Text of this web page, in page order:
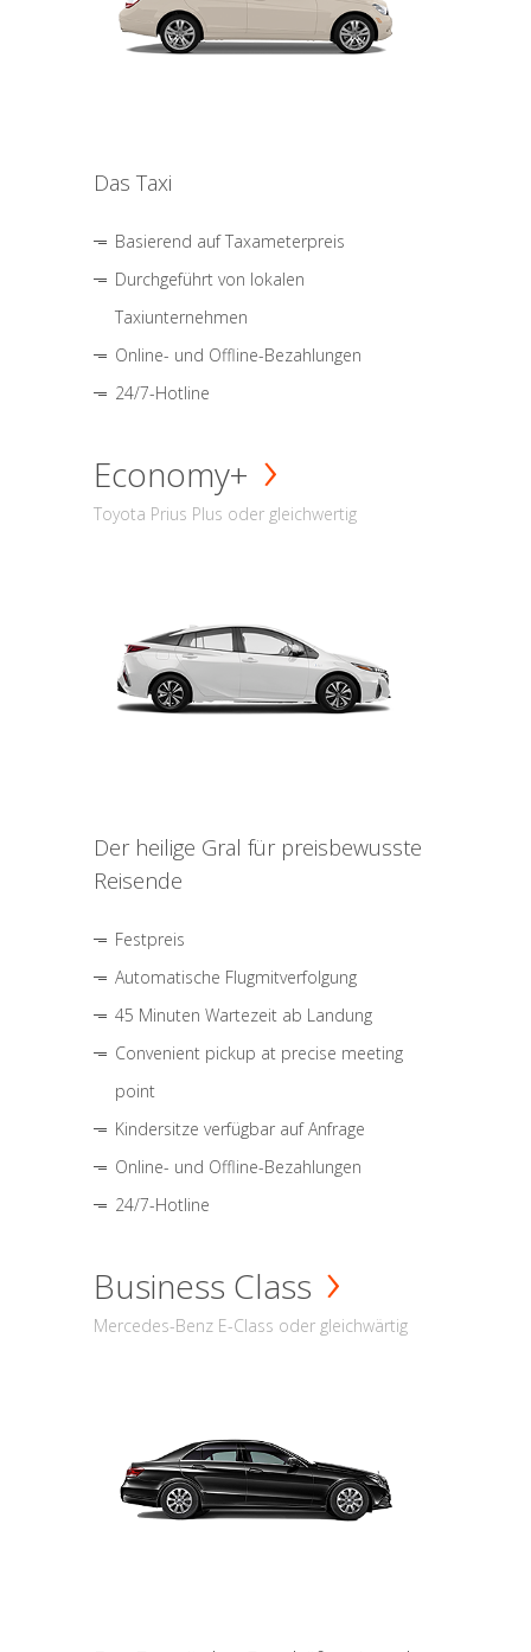
Das Taxi
Basierend auf Taxameterpreis
Durchgeführt von lokalen
Taxiunternehmen
Online- und Offline-Bezahlungen
24/7-Hotline
Economy+
Toyota Prius Plus oder gleichwertig
Der heilige Gral für preisbewusste
Reisende
Festpreis
Automatische Flugmitverfolgung
45 Minuten Wartezeit ab Landung
Convenient pickup at precise meeting
point
Kindersitze verfügbar auf Anfrage
Online- und Offline-Bezahlungen
24/7-Hotline
Business Class
Mercedes-Benz E-Class oder gleichwärtig